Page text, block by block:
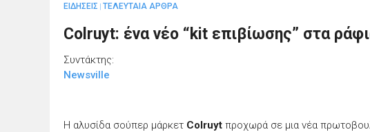
ΕΙΔΗΣΕΙΣ ΤΕΛΕΥΤΑΙΑ ΑΡΘΡΑ
Colruyt: ένα νέο “kit επιβίωσης” στα
Συντάκτης:
Newsville
Η αλυσίδα σούπερ μάρκετ Colruyt προχωρά σε μια νέα